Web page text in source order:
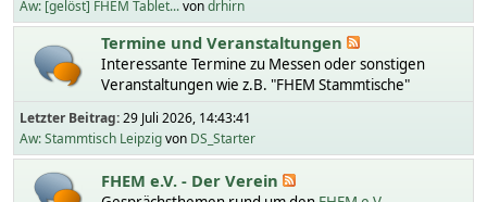
Aw: [gelöst] FHEM Tablet...vondrhirn
Termine und Veranstaltungen
Interessante Termine zu Messen oder sonstigen
Veranstaltungen wie z.B. "FHEM Stammtische"
Letzter Beitrag:29 Juli 2026, 14:43:41
Aw: Stammtisch Leipzigvon DS_Starter
FHEM e.V. - Der Verein